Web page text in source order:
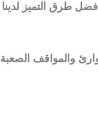
طرق التميز لدينا
والمواقف الصعبة